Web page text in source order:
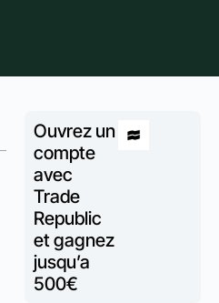
Ouvrez un
compte
avec
Trade
Republic
et gagnez
jusqu’a
500€